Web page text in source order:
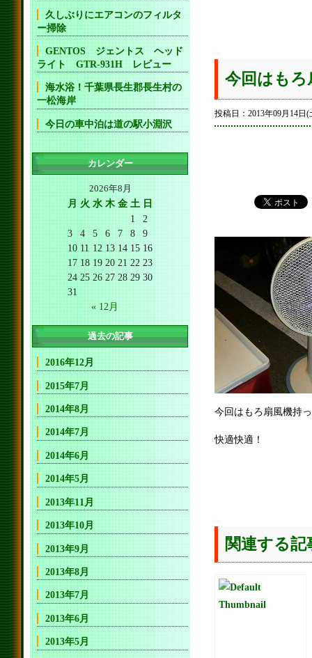
今回はもろ
投稿日：2013年09月14
今回はもろ扇風機持
快適快適！
関連する記
久しぶりにエアコンのフィルタ
ー掃除
GENTOS ジェントス ヘッド
ライト GTR-931H レビュー
海水浴！千葉県長生郡長生村の
一松海岸
今日の車中泊は道の駅小淵沢
カレンダー
2026年8月
月 火 水 木 金 土 日
1
2
3
4 5 6 7 8
9
10 11 12 13 14 15 16
17 18 19 20 21 22 23
24 25 26 27 28 29 30
31
« 12月
過去の記事
2016年12月
2015年7月
2014年8月
2014年7月
2014年6月
2014年5月
2013年11月
2013年10月
2013年9月
2013年8月
2013年7月
2013年6月
2013年5月